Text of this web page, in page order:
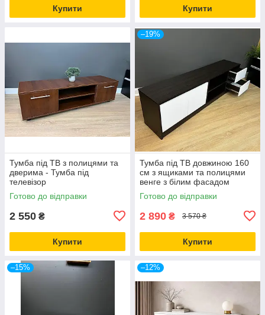
Купити Купити
Тумба під ТВ з полицями та
дверима - Тумба під
телевізор
Готово до відправки
2 550 ₴
Купити
–19%
Тумба під ТВ довжиною 160
см з ящиками та полицями
венге з білим фасадом
Готово до відправки
2 890 ₴ 3 570 ₴
Купити
–15% –12%